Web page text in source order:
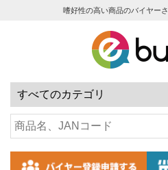
嗜好性の高い商品のバイヤー